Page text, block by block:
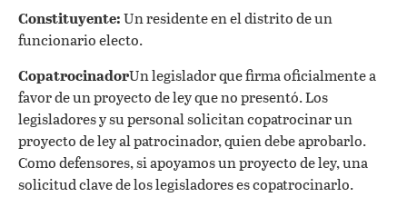
Constituyente:Un residente en el distrito de un
funcionario electo.
CopatrocinadorUn legislador que firma oficialmente a
favor de un proyecto de ley que no presentó. Los
legisladores y su personal solicitan copatrocinar un
proyecto de ley al patrocinador, quien debe aprobarlo.
Como defensores, si apoyamos un proyecto de ley, una
solicitud clave de los legisladores es copatrocinarlo.